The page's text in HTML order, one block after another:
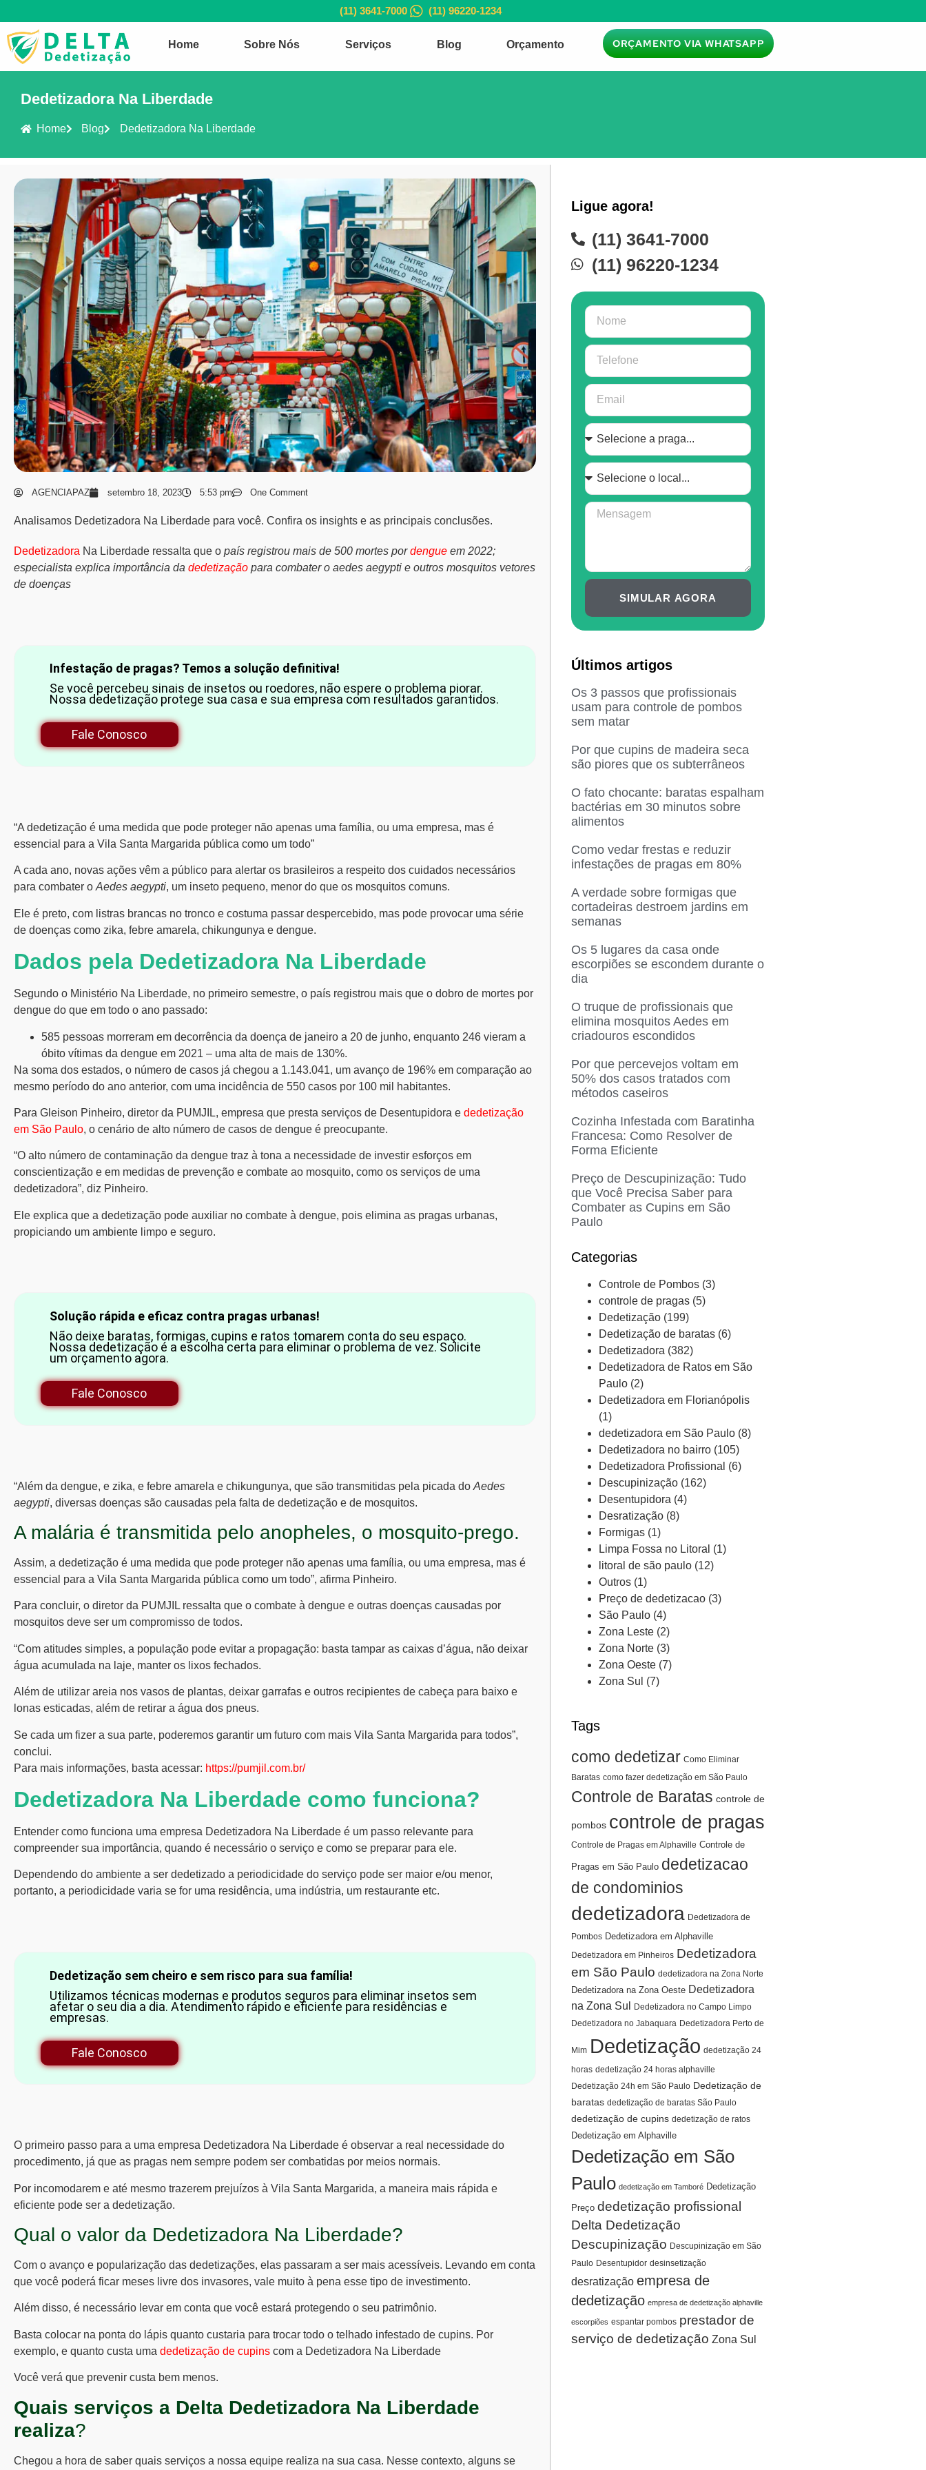
(11) 3641-7000 (11) 96220-1234
Home Sobre Nós Serviços Blog Orçamento ORÇAMENTO VIA WHATSAPP
Dedetizadora Na Liberdade
Home Blog Dedetizadora Na Liberdade
AGENCIAPAZ setembro 18, 2023 5:53 pm One Comment
Analisamos Dedetizadora Na Liberdade para você. Confira os insights e as principais conclusões.
Dedetizadora Na Liberdade ressalta que o país registrou mais de 500 mortes pordengue em 2022;
especialista explica importância da dedetização para combater o aedes aegypti e outros mosquitos vetores
de doenças
Infestação de pragas? Temos a solução definitiva!
Se você percebeu sinais de insetos ou roedores, não espere o problema piorar.
Nossa dedetização protege sua casa e sua empresa com resultados garantidos.
Fale Conosco
“A dedetização é uma medida que pode proteger não apenas uma família, ou uma empresa, mas é
essencial para a Vila Santa Margarida pública como um todo”
A cada ano, novas ações vêm a público para alertar os brasileiros a respeito dos cuidados necessários
para combater o Aedes aegypti, um inseto pequeno, menor do que os mosquitos comuns.
Ele é preto, com listras brancas no tronco e costuma passar despercebido, mas pode provocar uma série
de doenças como zika, febre amarela, chikungunya e dengue.
Dados pela Dedetizadora Na Liberdade
Segundo o Ministério Na Liberdade, no primeiro semestre, o país registrou mais que o dobro de mortes por
dengue do que em todo o ano passado:
585 pessoas morreram em decorrência da doença de janeiro a 20 de junho, enquanto 246 vieram a
óbito vítimas da dengue em 2021 – uma alta de mais de 130%.
Na soma dos estados, o número de casos já chegou a 1.143.041, um avanço de 196% em comparação ao
mesmo período do ano anterior, com uma incidência de 550 casos por 100 mil habitantes.
Para Gleison Pinheiro, diretor da PUMJIL, empresa que presta serviços de Desentupidora e dedetização
em São Paulo, o cenário de alto número de casos de dengue é preocupante.
“O alto número de contaminação da dengue traz à tona a necessidade de investir esforços em
conscientização e em medidas de prevenção e combate ao mosquito, como os serviços de uma
dedetizadora”, diz Pinheiro.
Ele explica que a dedetização pode auxiliar no combate à dengue, pois elimina as pragas urbanas,
propiciando um ambiente limpo e seguro.
Solução rápida e eficaz contra pragas urbanas!
Não deixe baratas, formigas, cupins e ratos tomarem conta do seu espaço.
Nossa dedetização é a escolha certa para eliminar o problema de vez. Solicite
um orçamento agora.
Fale Conosco
“Além da dengue, e zika, e febre amarela e chikungunya, que são transmitidas pela picada do Aedes
aegypti, diversas doenças são causadas pela falta de dedetização e de mosquitos.
A malária é transmitida pelo anopheles, o mosquito-prego.
Assim, a dedetização é uma medida que pode proteger não apenas uma família, ou uma empresa, mas é
essencial para a Vila Santa Margarida pública como um todo”, afirma Pinheiro.
Para concluir, o diretor da PUMJIL ressalta que o combate à dengue e outras doenças causadas por
mosquitos deve ser um compromisso de todos.
“Com atitudes simples, a população pode evitar a propagação: basta tampar as caixas d’água, não deixar
água acumulada na laje, manter os lixos fechados.
Além de utilizar areia nos vasos de plantas, deixar garrafas e outros recipientes de cabeça para baixo e
lonas esticadas, além de retirar a água dos pneus.
Se cada um fizer a sua parte, poderemos garantir um futuro com mais Vila Santa Margarida para todos”,
conclui.
Para mais informações, basta acessar: https://pumjil.com.br/
Dedetizadora Na Liberdade como funciona?
Entender como funciona uma empresa Dedetizadora Na Liberdade é um passo relevante para
compreender sua importância, quando é necessário o serviço e como se preparar para ele.
Dependendo do ambiente a ser dedetizado a periodicidade do serviço pode ser maior e/ou menor,
portanto, a periodicidade varia se for uma residência, uma indústria, um restaurante etc.
Dedetização sem cheiro e sem risco para sua família!
Utilizamos técnicas modernas e produtos seguros para eliminar insetos sem
afetar o seu dia a dia. Atendimento rápido e eficiente para residências e
empresas.
Fale Conosco
O primeiro passo para a uma empresa Dedetizadora Na Liberdade é observar a real necessidade do
procedimento, já que as pragas nem sempre podem ser combatidas por meios normais.
Por incomodarem e até mesmo trazerem prejuízos à Vila Santa Margarida, a maneira mais rápida e
eficiente pode ser a dedetização.
Qual o valor da Dedetizadora Na Liberdade?
Com o avanço e popularização das dedetizações, elas passaram a ser mais acessíveis. Levando em conta
que você poderá ficar meses livre dos invasores, vale muito à pena esse tipo de investimento.
Além disso, é necessário levar em conta que você estará protegendo o seu patrimônio.
Basta colocar na ponta do lápis quanto custaria para trocar todo o telhado infestado de cupins. Por
exemplo, e quanto custa uma dedetização de cupins com a Dedetizadora Na Liberdade
Você verá que prevenir custa bem menos.
Quais serviços a Delta Dedetizadora Na Liberdade
realiza?
Chegou a hora de saber quais serviços a nossa equipe realiza na sua casa. Nesse contexto, alguns se
Ligue agora!
(11) 3641-7000
(11) 96220-1234
SIMULAR AGORA
Últimos artigos
Os 3 passos que profissionais
usam para controle de pombos
sem matar
Por que cupins de madeira seca
são piores que os subterrâneos
O fato chocante: baratas espalham
bactérias em 30 minutos sobre
alimentos
Como vedar frestas e reduzir
infestações de pragas em 80%
A verdade sobre formigas que
cortadeiras destroem jardins em
semanas
Os 5 lugares da casa onde
escorpiões se escondem durante o
dia
O truque de profissionais que
elimina mosquitos Aedes em
criadouros escondidos
Por que percevejos voltam em
50% dos casos tratados com
métodos caseiros
Cozinha Infestada com Baratinha
Francesa: Como Resolver de
Forma Eficiente
Preço de Descupinização: Tudo
que Você Precisa Saber para
Combater as Cupins em São
Paulo
Categorias
Controle de Pombos (3)
controle de pragas (5)
Dedetização (199)
Dedetização de baratas (6)
Dedetizadora (382)
Dedetizadora de Ratos em São
Paulo (2)
Dedetizadora em Florianópolis
(1)
dedetizadora em São Paulo (8)
Dedetizadora no bairro (105)
Dedetizadora Profissional (6)
Descupinização (162)
Desentupidora (4)
Desratização (8)
Formigas (1)
Limpa Fossa no Litoral (1)
litoral de são paulo (12)
Outros (1)
Preço de dedetizacao (3)
São Paulo (4)
Zona Leste (2)
Zona Norte (3)
Zona Oeste (7)
Zona Sul (7)
Tags
como dedetizar Como Eliminar
Baratas como fazer dedetização em São Paulo
Controle de Baratas controle de
pombos controle de pragas
Controle de Pragas em Alphaville Controle de
Pragas em São Paulo dedetizacao
de condominios
dedetizadora Dedetizadora de
Pombos Dedetizadora em Alphaville
Dedetizadora em Pinheiros Dedetizadora
em São Paulo dedetizadora na Zona Norte
Dedetizadora na Zona Oeste Dedetizadora
na Zona Sul
Dedetizadora no Campo Limpo
Dedetizadora no Jabaquara Dedetizadora Perto de
Mim Dedetização dedetização 24
horas dedetização 24 horas alphaville
Dedetização 24h em São Paulo Dedetização de
baratas dedetização de baratas São Paulo
dedetização de cupins dedetização de ratos
Dedetização em Alphaville
Dedetização em São
Paulo dedetização em Tamboré Dedetização
Preço dedetização profissional
Delta Dedetização
Descupinização Descupinização em São
Paulo Desentupidor desinsetização
desratização empresa de
dedetização empresa de dedetização alphaville
escorpiões espantar pombos prestador de
serviço de dedetização Zona Sul